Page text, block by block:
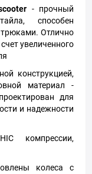
- прочный
способен
Отлично
увеличенного
конструкцией,
материал -
для
и надежности
компрессии,
колеса с